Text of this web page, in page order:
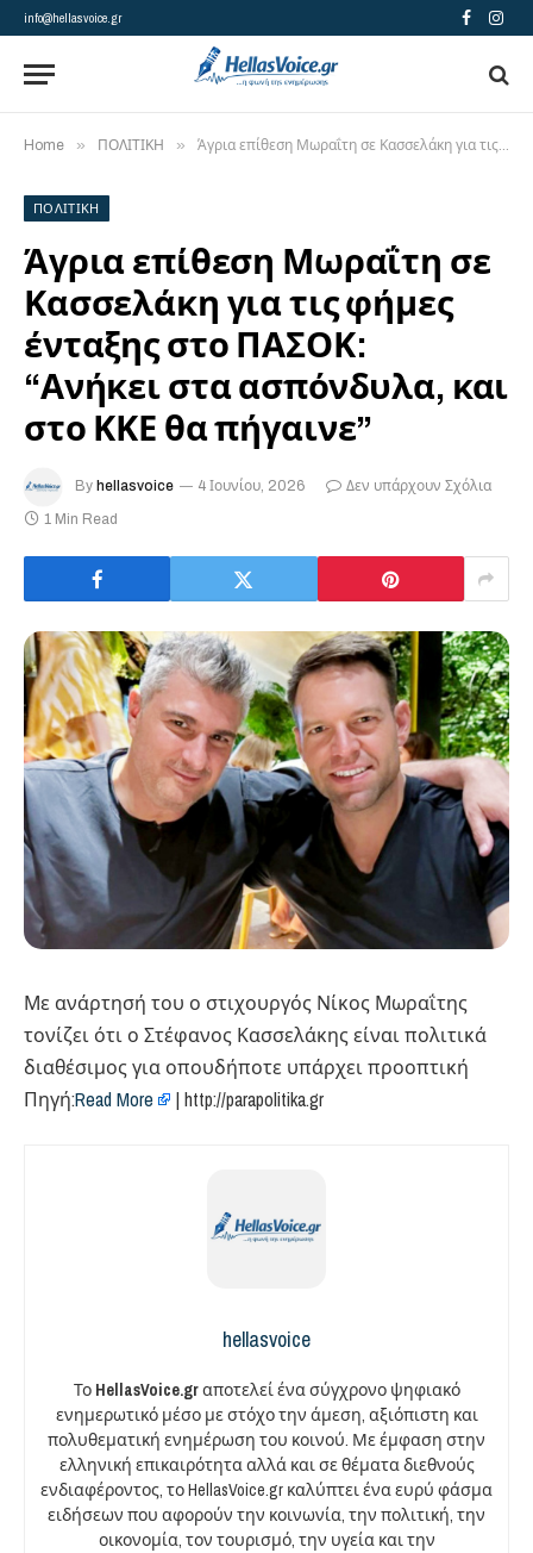
info@hellasvoice.gr Facebook
Home » ΠΟΛΙΤΙΚΗ » Άγρια επίθεση Μωραΐτη σε Κασσελάκη για τις φήμες ένταξης στο ΠΑΣΟΚ: “Ανήκει στα ασπόνδυλα, και στο ΚΚΕ θα πήγαινε”
ΠΟΛΙΤΙΚΗ
Άγρια επίθεση Μωραΐτη σε
Κασσελάκη για τις φήμες
ένταξης στο ΠΑΣΟΚ:
“Ανήκει στα ασπόνδυλα, και
στο ΚΚΕ θα πήγαινε”
By hellasvoice 4 Ιουνίου, 2026
Δεν υπάρχουν Σχόλια
1 Min Read
Με ανάρτησή του ο στιχουργός Νίκος Μωραΐτης
τονίζει ότι ο Στέφανος Κασσελάκης είναι πολιτικά
διαθέσιμος για οπουδήποτε υπάρχει προοπτική
Πηγή:Read More | http://parapolitika.gr
hellasvoice
Το HellasVoice.grαποτελεί ένα σύγχρονο ψηφιακό
ενημερωτικό μέσο με στόχο την άμεση, αξιόπιστη και
πολυθεματική ενημέρωση του κοινού. Με έμφαση στην
ελληνική επικαιρότητα αλλά και σε θέματα διεθνούς
ενδιαφέροντος, το HellasVoice.gr καλύπτει ένα ευρύ φάσμα
ειδήσεων που αφορούν την κοινωνία, την πολιτική, την
οικονομία, τον τουρισμό, την υγεία και την